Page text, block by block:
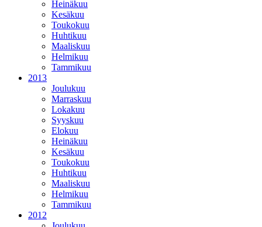
Heinäkuu
Kesäkuu
Toukokuu
Huhtikuu
Maaliskuu
Helmikuu
Tammikuu
2013
Joulukuu
Marraskuu
Lokakuu
Syyskuu
Elokuu
Heinäkuu
Kesäkuu
Toukokuu
Huhtikuu
Maaliskuu
Helmikuu
Tammikuu
2012